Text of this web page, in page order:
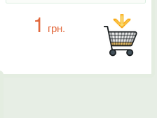
1 грн.